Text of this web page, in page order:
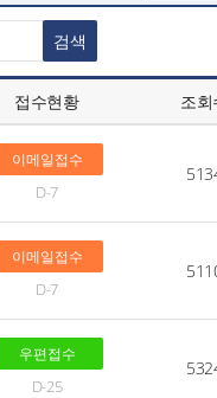
접수현황 조회
이메일접수
D-7
이메일접수
D-7
우편접수
D-25